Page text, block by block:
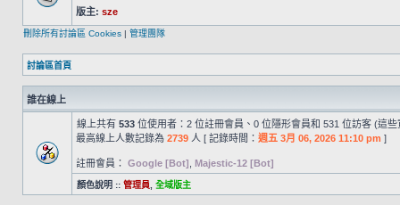
版主: sze
刪除所有討論區 Cookies | 管理團隊
討論區首頁
誰在線上
線上共有 533 位使用者：2 位註冊會員、0 位隱形會員和 531 位訪客 (這
最高線上人數記錄為 2739 人 [ 記錄時間： 週五 3月 06, 2026 11:10 pm ]
註冊會員： Google [Bot] Majestic-12 [Bot]
顏色說明 :: 管理員 全域版主